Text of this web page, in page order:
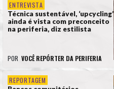
ENTREVISTA
Técnica sustentável, ‘upcycling’
ainda é vista com preconceito
na periferia, diz estilista
POR VOCÊ REPÓRTER DA PERIFERIA
REPORTAGEM